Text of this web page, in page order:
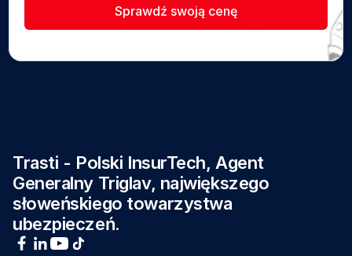
Sprawdź swoją cenę
Trasti - Polski InsurTech, Agent
Generalny Triglav, największego
słoweńskiego towarzystwa
ubezpieczeń.